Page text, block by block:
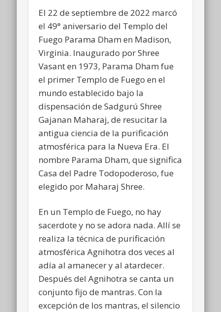
El 22 de septiembre de 2022 marcó
el 49° aniversario del Templo del
Fuego Parama Dham en Madison,
Virginia. Inaugurado por Shree
Vasant en 1973, Parama Dham fue
el primer Templo de Fuego en el
mundo establecido bajo la
dispensación de Sadgurú Shree
Gajanan Maharaj, de resucitar la
antigua ciencia de la purificación
atmosférica para la Nueva Era. El
nombre Parama Dham, que significa
Casa del Padre Todopoderoso, fue
elegido por Maharaj Shree.
En un Templo de Fuego, no hay
sacerdote y no se adora nada. Allí se
realiza la técnica de purificación
atmosférica Agnihotra dos veces al
adía al amanecer y al atardecer.
Después del Agnihotra se canta un
conjunto fijo de mantras. Con la
excepción de los mantras, el silencio